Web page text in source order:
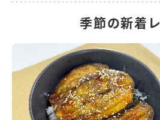
季節の新着